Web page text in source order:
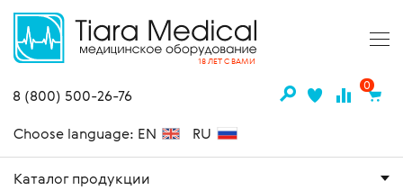
18 ЛЕТ С ВАМИ
8 (800) 500-26-76
0
Choose language: EN RU
Каталог продукции